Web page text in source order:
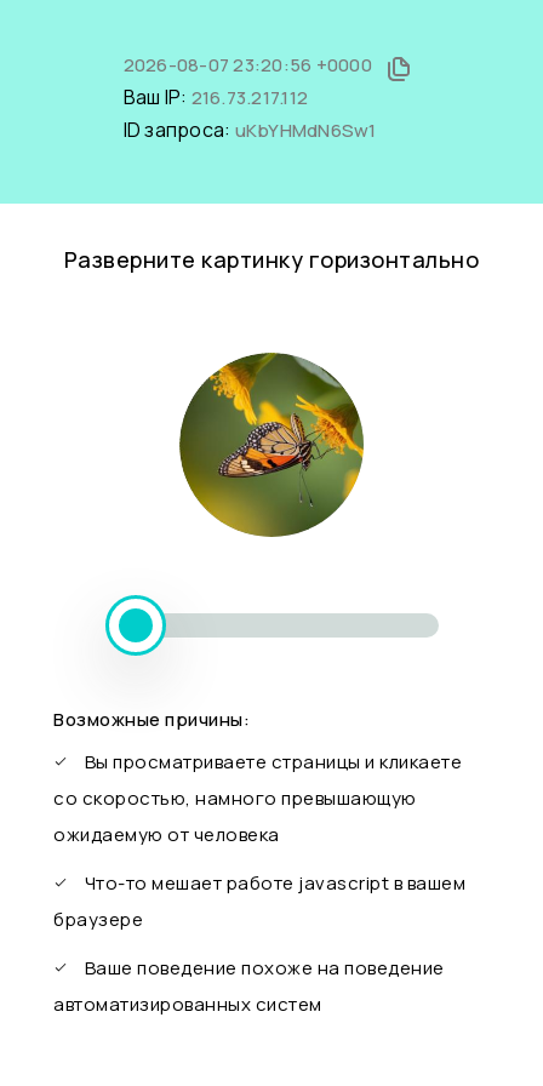
2026-08-07 23:20:56 +0000
Ваш IP: 216.73.217.112
ID запроса: uKbYHMdN6Sw1
Разверните картинку горизонтально
Возможные причины:
Вы просматриваете страницы и кликаете
со скоростью, намного превышающую
ожидаемую от человека
Что-то мешает работе javascript в вашем
браузере
Ваше поведение похоже на поведение
автоматизированных систем